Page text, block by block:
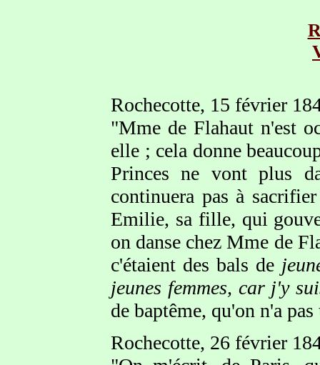
Rochecotte, 15 février
"Mme de Flahaut n'est
elle ; cela donne
Princes ne vont plus
continuera pas à sacrifier
Emilie, sa fille, qui
on danse chez Mme de
c'étaient des bals de
jeunes femmes, car j'y
de baptême, qu'on n'a
Rochecotte, 26 février